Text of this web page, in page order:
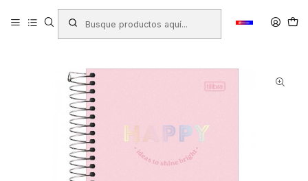
Productos LIBRERIA Libretas - Blocks - Agendas
Agendas y Tacos
AGENDA TILIBRA 2026 ESP HAPPY M4 DIA X HOJA